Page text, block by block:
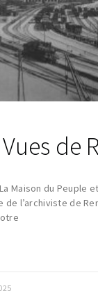
de
Maison du Peuple
de l’archiviste de